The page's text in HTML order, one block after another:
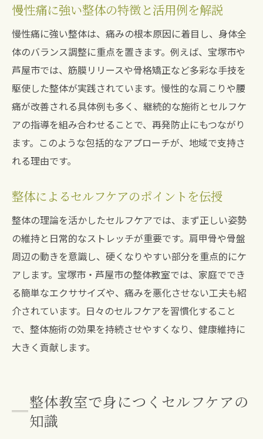
慢性痛に強い整体の特徴と活用例を解説
慢性痛に強い整体は、痛みの根本原因に着目し、身体全
体のバランス調整に重点を置きます。例えば、宝塚市や
芦屋市では、筋膜リリースや骨格矯正など多彩な手技を
駆使した整体が実践されています。慢性的な肩こりや腰
痛が改善される具体例も多く、継続的な施術とセルフケ
アの指導を組み合わせることで、再発防止にもつながり
ます。このような包括的なアプローチが、地域で支持さ
れる理由です。
整体によるセルフケアのポイントを伝授
整体の理論を活かしたセルフケアでは、まず正しい姿勢
の維持と日常的なストレッチが重要です。肩甲骨や骨盤
周辺の動きを意識し、硬くなりやすい部分を重点的にケ
アします。宝塚市・芦屋市の整体教室では、家庭ででき
る簡単なエクササイズや、痛みを悪化させない工夫も紹
介されています。日々のセルフケアを習慣化すること
で、整体施術の効果を持続させやすくなり、健康維持に
大きく貢献します。
整体教室で身につくセルフケアの
知識